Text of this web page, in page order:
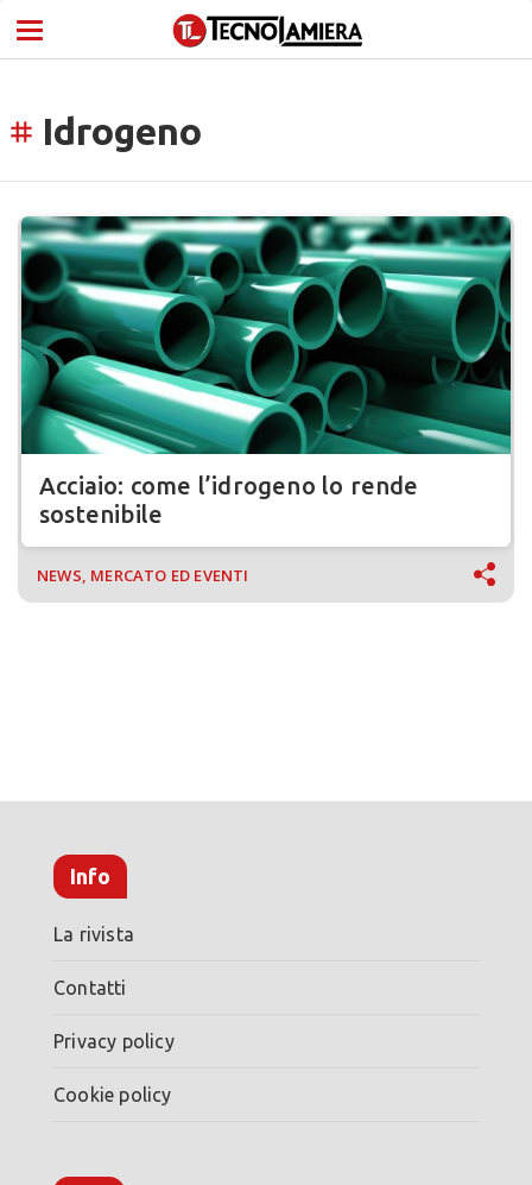
tag Idrogeno
Acciaio: come l’idrogeno lo rende
sostenibile
NEWS, MERCATO ED EVENTI
Info
La rivista
Contatti
Privacy policy
Cookie policy